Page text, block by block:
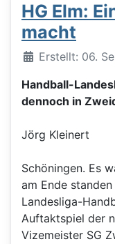
HG Elm:
macht
DetailsErstellt: 06.
Handball-
dennoch in
Jörg Kleinert
Schöningen. Es
am Ende
Landesliga-
Auftaktspiel der
Vizemeister SG